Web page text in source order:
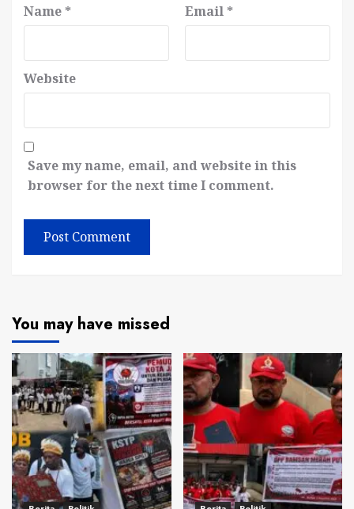
Name * Email *
Website
Save my name, email, and website in this
browser for the next time I comment.
You may have missed